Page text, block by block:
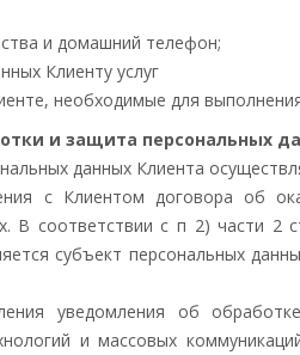
и домашний телефон;
Клиенту услуг
необходимые для
и защита персональных
данных Клиента
с Клиентом договора об
В соответствии с п 2) части 2
субъект персональных
уведомления об
и массовых